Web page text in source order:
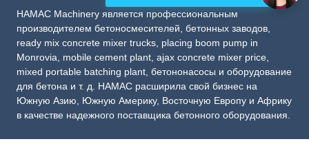
HAMAC Machinery является профессиональным
производителем бетоносмесителей, бетонных заводов,
ready mix concrete mixer trucks, placing boom pump in
Monrovia
mobile cement plant, ajax concrete mixer price,
mixed portable batching plant, бетононасосы и оборудование
для бетона и т. д. HAMAC расширила свой бизнес на
Южную Азию, Южную Америку, Восточную Европу и Африку
в качестве надежного поставщика бетонного оборудования.